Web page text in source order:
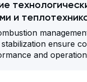
и
ensure
and